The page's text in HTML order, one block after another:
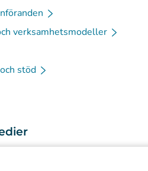
verksamhetsmodeller
stöd